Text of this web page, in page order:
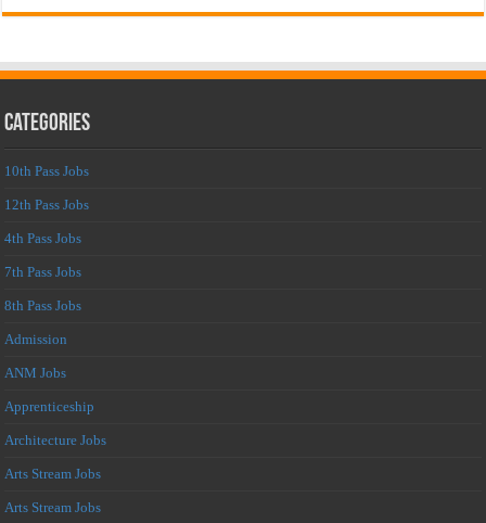
Categories
10th Pass Jobs
12th Pass Jobs
4th Pass Jobs
7th Pass Jobs
8th Pass Jobs
Admission
ANM Jobs
Apprenticeship
Architecture Jobs
Arts Stream Jobs
Arts Stream Jobs